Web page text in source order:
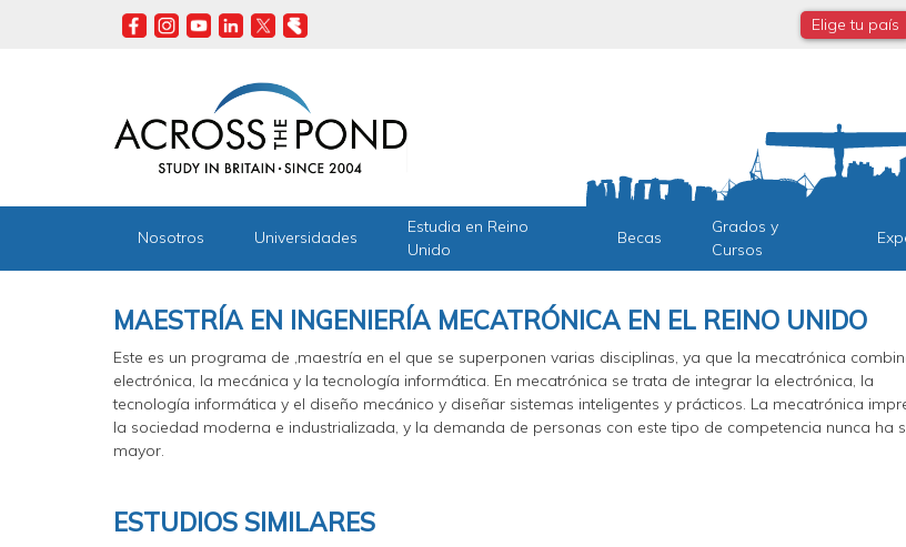
Elige tu país
Nosotros Universidades
Estudia en Reino
Unido
Becas
Grados y
Cursos
MAESTRÍA EN INGENIERÍA MECATRÓNICA EN EL REINO UNIDO
Este es un programa de ,maestría en el que se superponen varias disciplinas, ya que la mecatrónica
electrónica, la mecánica y la tecnología informática. En mecatrónica se trata de integrar la electrónica, la
tecnología informática y el diseño mecánico y diseñar sistemas inteligentes y prácticos. La mecatrónica
la sociedad moderna e industrializada, y la demanda de personas con este tipo de competencia nunca ha
mayor.
ESTUDIOS SIMILARES